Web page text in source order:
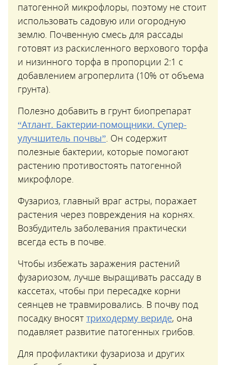
патогенной микрофлоры, поэтому не стоит
использовать садовую или огородную
землю. Почвенную смесь для рассады
готовят из раскисленного верхового торфа
и низинного торфа в пропорции 2:1 с
добавлением агроперлита (10% от объема
грунта).
Полезно добавить в грунт биопрепарат
“Атлант. Бактерии-помощники. Супер-
улучшитель почвы”. Он содержит
полезные бактерии, которые помогают
растению противостоять патогенной
микрофлоре.
Фузариоз, главный враг астры, поражает
растения через повреждения на корнях.
Возбудитель заболевания практически
всегда есть в почве.
Чтобы избежать заражения растений
фузариозом, лучше выращивать рассаду в
кассетах, чтобы при пересадке корни
сеянцев не травмировались. В почву под
посадку вносят триходерму вериде, она
подавляет развитие патогенных грибов.
Для профилактики фузариоза и других